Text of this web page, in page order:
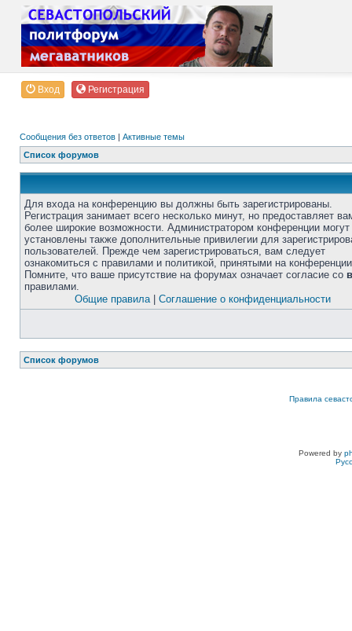
Вход Регистрация
Сообщения без ответов | Активные темы
Список форумов
Для входа на конференцию вы должны быть зарегистрированы.
Регистрация занимает всего несколько минут, но предоставляет
более широкие возможности. Администратором конференции
установлены также дополнительные привилегии для
пользователей. Прежде чем зарегистрироваться, вам следует
ознакомиться с правилами и политикой, принятыми на
Помните, что ваше присутствие на форумах означает согласие со
правилами.
Общие правила| Соглашение о конфиденциальности
Список форумов
Правила
Powered by